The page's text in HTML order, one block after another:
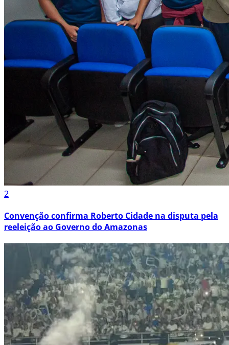
2
Convenção confirma Roberto Cidade na disputa pela
reeleição ao Governo do Amazonas